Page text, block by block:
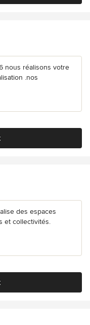
nous réalisons votre
.nos
des espaces
et collectivités.